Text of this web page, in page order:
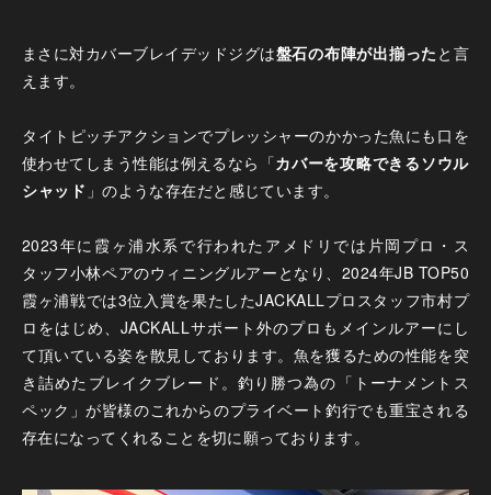
まさに対カバーブレイデッドジグは盤石の布陣が出揃った と言
えます。
タイトピッチアクションでプレッシャーのかかった魚にも口を
使わせてしまう性能は例えるなら「カバーを攻略できるソウル
シャッド 」のような存在だと感じています。
2023年に霞ヶ浦水系で行われたアメドリでは片岡プロ・ス
タッフ小林ペアのウィニングルアーとなり、2024年JB TOP50
霞ヶ浦戦では3位入賞を果たしたJACKALLプロスタッフ市村プ
ロをはじめ、JACKALLサポート外のプロもメインルアーにし
て頂いている姿を散見しております。魚を獲るための性能を突
き詰めたブレイクブレード。釣り勝つ為の「トーナメントス
ペック」が皆様のこれからのプライベート釣行でも重宝される
存在になってくれることを切に願っております。